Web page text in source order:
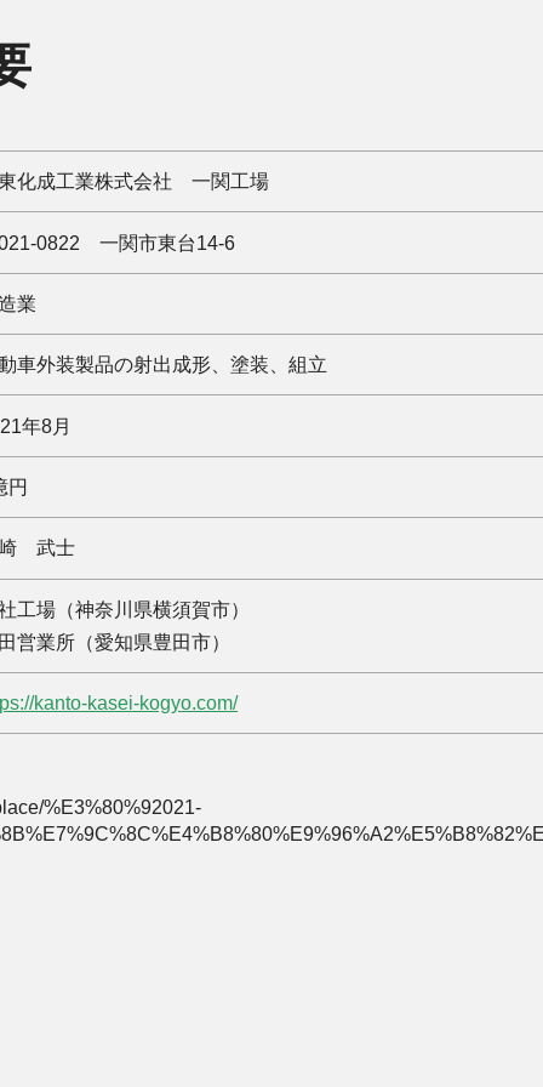
化成工業株式会社 一関工場
0822 一関市東台14-6
業
車外装製品の射出成形、塗装、組立
年8月
円
武士
工場（神奈川県横須賀市）
営業所（愛知県豊田市）
kanto-kasei-kogyo.com/
%E3%80%92021-